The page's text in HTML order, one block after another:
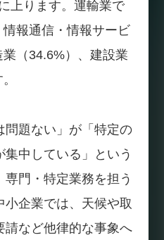
上ります。運輸業で
報通信・情報サービ
（34.6%）、建設業
問題ない」が「特定の
集中している」という
門・特定業務を担う
小企業では、天候や取
請など他律的な事象へ